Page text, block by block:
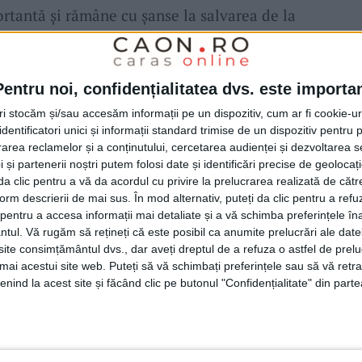
noi, confidențialitatea dvs. este
stocăm și/sau accesăm informații pe un dispozitiv, cum ar fi cookie-
unici și informații standard trimise de un dispozitiv pentru
reclamelor și a conținutului, cercetarea audienței și dezvoltarea
și partenerii noștri putem folosi date și identificări precise de
clic pentru a vă da acordul cu privire la prelucrarea realizată de
descrierii de mai sus. În mod alternativ, puteți da clic pentru a
a accesa informații mai detaliate și a vă schimba preferințele
Vă rugăm să rețineți că este posibil ca anumite prelucrări ale
consimțământul dvs., dar aveți dreptul de a refuza o astfel de
acestui site web. Puteți să vă schimbați preferințele sau să vă
la acest site și făcând clic pe butonul "Confidențialitate" din
și rămâne cu șanse la salvarea de la
14 puncte, la egalitate cu Pandurii 2 și
vinerea trecută, unde chiar am pătimit cu
meci este faptul că suferim, pătimim,
dat dovadă de caracter, s-au autodepășit
mai puternici decât în 11. Fotbalul la 2-0
se relaxează. Tu trebuie să crezi în șansa
Băieții chiar s-au autodepășit, chiar dacă
că, odată cu această victorie, am depășit
şi eu, şi jucătorii. Dar credem,
repet, atâta timp cât matematic nu suntem